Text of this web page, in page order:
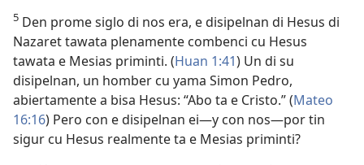
5 Den prome siglo di nos era, e disipelnan di Hesus di
Nazaret tawata plenamente combenci cu Hesus
tawata e Mesias priminti. (Huan 1:41) Un di su
disipelnan, un homber cu yama Simon Pedro,
abiertamente a bisa Hesus: “Abo ta e Cristo.” (Mateo
16:16) Pero con e disipelnan ei—y con nos—por tin
sigur cu Hesus realmente ta e Mesias priminti?